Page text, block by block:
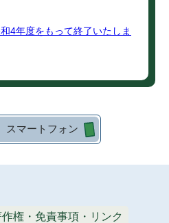
4年度をもって終了いたしま
スマートフォン
権・免責事項・リンク